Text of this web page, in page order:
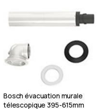
Bosch évacuation murale
télescopique 395-615mm